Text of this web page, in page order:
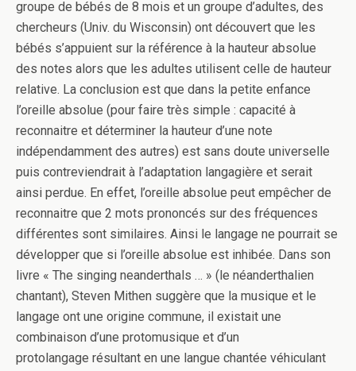
groupe de bébés de 8 mois et un groupe d’adultes, des
chercheurs (Univ. du Wisconsin) ont découvert que les
bébés s’appuient sur la référence à la hauteur absolue
des notes alors que les adultes utilisent celle de hauteur
relative. La conclusion est que dans la petite enfance
l’oreille absolue (pour faire très simple : capacité à
reconnaitre et déterminer la hauteur d’une note
indépendamment des autres) est sans doute universelle
puis contreviendrait à l’adaptation langagière et serait
ainsi perdue. En effet, l’oreille absolue peut empêcher de
reconnaitre que 2 mots prononcés sur des fréquences
différentes sont similaires. Ainsi le langage ne pourrait se
développer que si l’oreille absolue est inhibée. Dans son
livre « The singing neanderthals … » (le néanderthalien
chantant), Steven Mithen suggère que la musique et le
langage ont une origine commune, il existait une
combinaison d’une protomusique et d’un
protolangage résultant en une langue chantée véhiculant